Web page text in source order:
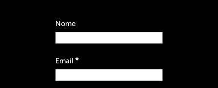
Nome
Email*